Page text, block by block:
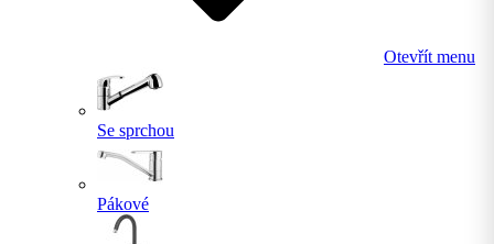
Otevřít menu
Se sprchou
Pákové